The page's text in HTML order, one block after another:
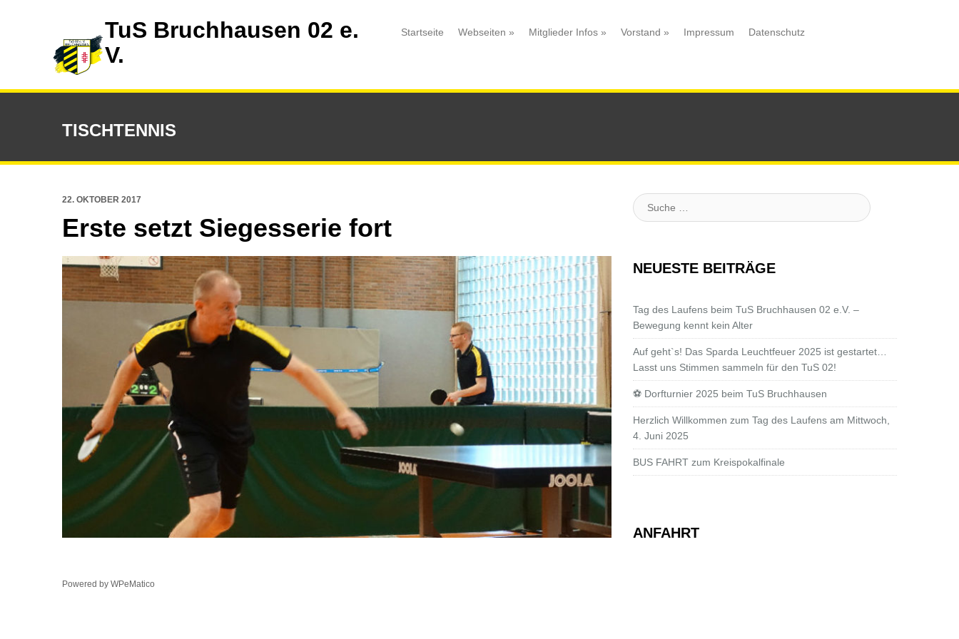
TuS Bruchhausen 02 e.
V.
Startseite Webseiten » Mitglieder Infos » Vorstand » Impressum Datenschutz
TISCHTENNIS
22. OKTOBER 2017
Erste setzt Siegesserie fort
Powered by WPeMatico
Suche
:
NEUESTE BEITRÄGE
Tag des Laufens beim TuS Bruchhausen 02 e.V. –
Bewegung kennt kein Alter
Auf geht`s! Das Sparda Leuchtfeuer 2025 ist gestartet…
Lasst uns Stimmen sammeln für den TuS 02!
⚽ Dorfturnier 2025 beim TuS Bruchhausen
Herzlich Willkommen zum Tag des Laufens am Mittwoch,
4. Juni 2025
BUS FAHRT zum Kreispokalfinale
ANFAHRT